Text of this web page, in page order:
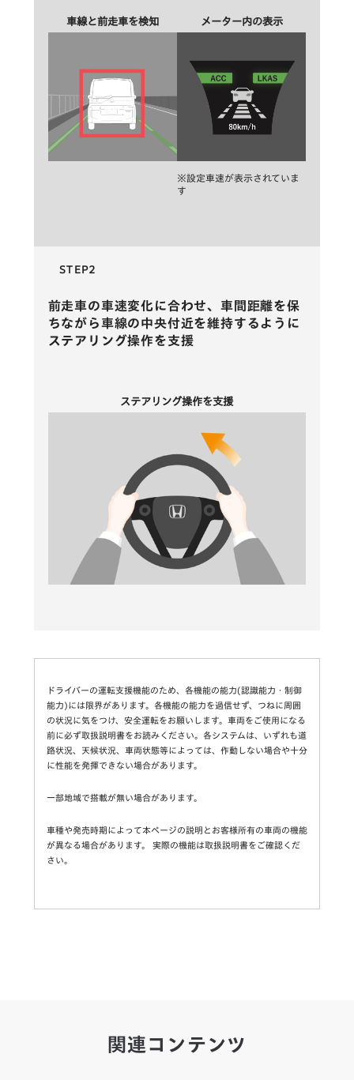
車線と前走車を検知 メーター内の表示
※設定車速が表示されていま
す
STEP2
前走車の車速変化に合わせ、車間距離を保
ちながら車線の中央付近を維持するように
ステアリング操作を支援
ステアリング操作を支援
ドライバーの運転支援機能のため、各機能の能力(認識能力・制御
能力)には限界があります。各機能の能力を過信せず、つねに周囲
の状況に気をつけ、安全運転をお願いします。車両をご使用になる
前に必ず取扱説明書をお読みください。各システムは、いずれも道
路状況、天候状況、車両状態等によっては、作動しない場合や十分
に性能を発揮できない場合があります。
一部地域で搭載が無い場合があります。
車種や発売時期によって本ページの説明とお客様所有の車両の機能
が異なる場合があります。 実際の機能は取扱説明書をご確認くだ
さい。
関連コンテンツ